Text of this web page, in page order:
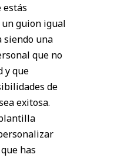
estás
guion igual
siendo una
que no
y que
de
exitosa.
has